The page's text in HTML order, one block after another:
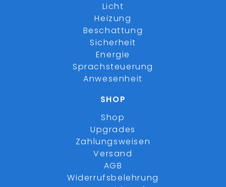
Licht
Heizung
Beschattung
Sicherheit
Energie
Sprachsteuerung
Anwesenheit
SHOP
Shop
Upgrades
Zahlungsweisen
Versand
AGB
Widerrufsbelehrung